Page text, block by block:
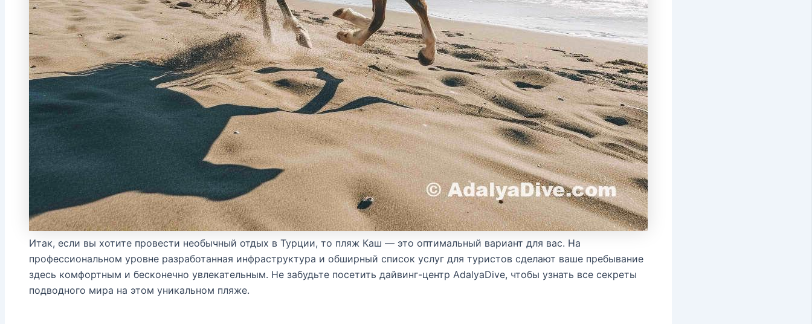
Итак, если вы хотите провести необычный отдых в Турции, то пляж Каш — это оптимальный вариант для вас. На
профессиональном уровне разработанная инфраструктура и обширный список услуг для туристов сделают ваше пребывание
здесь комфортным и бесконечно увлекательным. Не забудьте посетить дайвинг-центр AdalyaDive, чтобы узнать все секреты
подводного мира на этом уникальном пляже.